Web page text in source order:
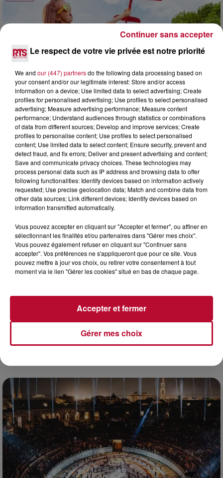
7 août 2026
NOS IDÉES DE SORTIE POUR CE WEEK-END
Comme tous les vendredis, voici une petite sélection des
rendez-vous à ne pas manquer dans le coin. Que vous ayez
envie de voyager à l'autre bout du monde,...
Le respect de votre vie privée est notre priorité
We and our (447) partnersdo the following data processing based on
your consent and/or our legitimate interest: Store and/or access
information on a device; Use limited data to select advertising; Create
profiles for personalised advertising; Use profiles to select personalised
advertising; Measure advertising performance; Measure content
performance; Understand audiences through statistics or combinations
of data from different sources; Develop and improve services; Create
profiles to personalise content; Use profiles to select personalised
content; Use limited data to select content; Ensure security, prevent and
detect fraud, and fix errors; Deliver and present advertising and content;
Save and communicate privacy choices. These technologies may
process personal data such as IP address and browsing data to offer
following functionalities: Identify devices based on information actively
requested; Use precise geolocation data; Match and combine data from
other data sources; Link different devices; Identify devices based on
information transmitted automatically.
Vous pouvez accepter en cliquant sur "Accepter et fermer", ou affiner en
sélectionnant les finalités et/ou partenaires dans "Gérer mes choix".
Vous pouvez également refuser en cliquant sur "Continuer sans
accepter". Vos préférences ne s'appliqueront que pour ce site. Vous
pouvez mettre à jour vos choix, ou retirer votre consentement à tout
moment via le lien "Gérer les cookies" situé en bas de chaque page.
Gérer mes choix
Accepter et fermer
Continuer sans accepter